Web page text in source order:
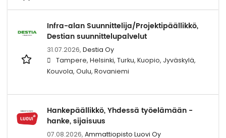
Infra-alan Suunnittelija/Projektipäällikkö,
Destian suunnittelupalvelut
31.07.2026, Destia Oy
Tampere, Helsinki, Turku, Kuopio, Jyväskylä,
Kouvola, Oulu, Rovaniemi
Hankepäällikkö, Yhdessä työelämään -
hanke, sijaisuus
07.08.2026, Ammattiopisto Luovi Oy